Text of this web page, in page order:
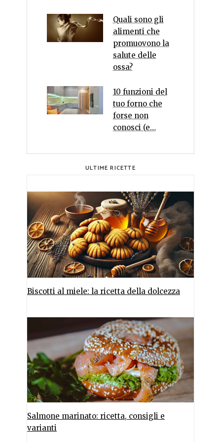
Quali sono gli
alimenti che
promuovono la
salute delle
ossa?
10 funzioni del
tuo forno che
forse non
conosci (e…
ULTIME RICETTE
Biscotti al miele: la ricetta della dolcezza
Salmone marinato: ricetta, consigli e
varianti